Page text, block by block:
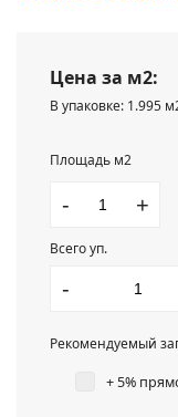
Цена за м2:
В упаковке: 1.995
Площадь м2
- +
Всего уп.
-
Рекомендуемый
+ 5%